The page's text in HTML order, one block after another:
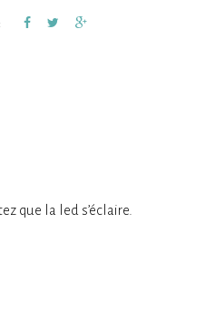
que la led s’éclaire.